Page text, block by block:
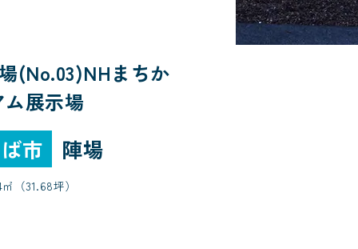
(No.03)NHまちか
ム展示場
市 陣場
（31.68坪）